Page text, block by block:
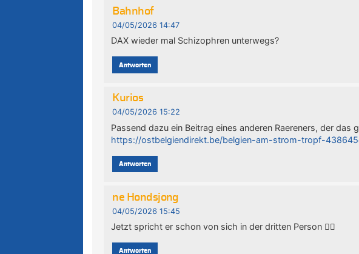
Bahnhof
04/05/2026 14:47
DAX wieder mal Schizophren unterwegs?
Antworten
Kurios
04/05/2026 15:22
Passend dazu ein Beitrag eines anderen Raereners, der das
https://ostbelgiendirekt.be/belgien-am-strom-tropf-
Antworten
ne Hondsjong
04/05/2026 15:45
Jetzt spricht er schon von sich in der dritten Person 🤦‍♂️
Antworten